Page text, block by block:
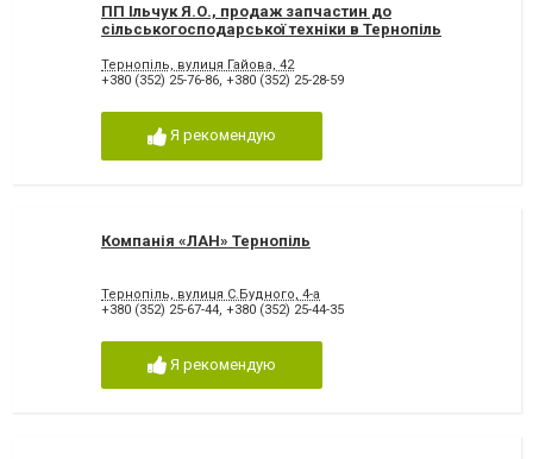
ПП Ільчук Я.О., продаж запчастин до
сільськогосподарської техніки в Тернопіль
Тернопіль, вулиця Гайова, 42
+380 (352) 25-76-86, +380 (352) 25-28-59
Я рекомендую
Компанія «ЛАН» Тернопіль
Тернопіль, вулиця С.Будного, 4-а
+380 (352) 25-67-44, +380 (352) 25-44-35
Я рекомендую